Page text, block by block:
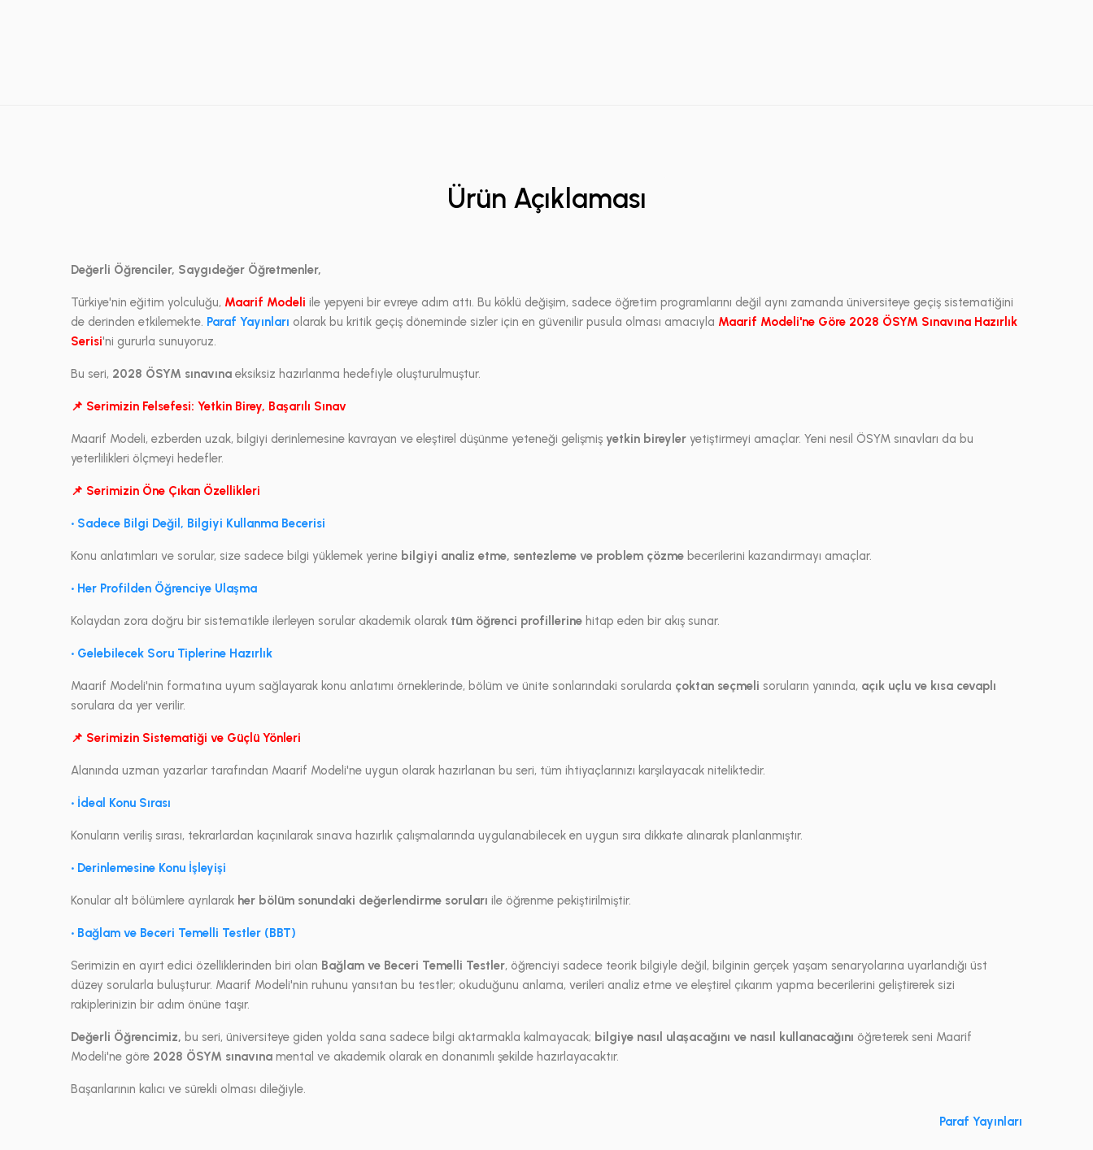
Ürün Açıklaması
Değerli Öğrenciler, Saygıdeğer Öğretmenler,
Türkiye'nin eğitim yolculuğu, Maarif Modeli ile yepyeni bir evreye adım attı. Bu köklü değişim, sadece öğretim programlarını değil aynı zamanda üniversiteye geçiş sistematiğini
de derinden etkilemekte. Paraf Yayınları olarak bu kritik geçiş döneminde sizler için en güvenilir pusula olması amacıyla Maarif Modeli'ne Göre 2028 ÖSYM Sınavına Hazırlık
Serisi'ni gururla sunuyoruz.
Bu seri, 2028 ÖSYM sınavına eksiksiz hazırlanma hedefiyle oluşturulmuştur.
📌 Serimizin Felsefesi: Yetkin Birey, Başarılı Sınav
Maarif Modeli, ezberden uzak, bilgiyi derinlemesine kavrayan ve eleştirel düşünme yeteneği gelişmiş yetkin bireyler yetiştirmeyi amaçlar. Yeni nesil ÖSYM sınavları da bu
yeterlilikleri ölçmeyi hedefler.
📌 Serimizin Öne Çıkan Özellikleri
• Sadece Bilgi Değil, Bilgiyi Kullanma Becerisi
Konu anlatımları ve sorular, size sadece bilgi yüklemek yerine bilgiyi analiz etme, sentezleme ve problem çözme becerilerini kazandırmayı amaçlar.
• Her Profilden Öğrenciye Ulaşma
Kolaydan zora doğru bir sistematikle ilerleyen sorular akademik olarak tüm öğrenci profillerine hitap eden bir akış sunar.
• Gelebilecek Soru Tiplerine Hazırlık
Maarif Modeli'nin formatına uyum sağlayarak konu anlatımı örneklerinde, bölüm ve ünite sonlarındaki sorularda çoktan seçmeli soruların yanında, açık uçlu ve kısa cevaplı
sorulara da yer verilir.
📌 Serimizin Sistematiği ve Güçlü Yönleri
Alanında uzman yazarlar tarafından Maarif Modeli'ne uygun olarak hazırlanan bu seri, tüm ihtiyaçlarınızı karşılayacak niteliktedir.
• İdeal Konu Sırası
Konuların veriliş sırası, tekrarlardan kaçınılarak sınava hazırlık çalışmalarında uygulanabilecek en uygun sıra dikkate alınarak planlanmıştır.
• Derinlemesine Konu İşleyişi
Konular alt bölümlere ayrılarak her bölüm sonundaki değerlendirme soruları ile öğrenme pekiştirilmiştir.
• Bağlam ve Beceri Temelli Testler (BBT)
Serimizin en ayırt edici özelliklerinden biri olan Bağlam ve Beceri Temelli Testler, öğrenciyi sadece teorik bilgiyle değil, bilginin gerçek yaşam senaryolarına uyarlandığı üst
düzey sorularla buluşturur. Maarif Modeli'nin ruhunu yansıtan bu testler; okuduğunu anlama, verileri analiz etme ve eleştirel çıkarım yapma becerilerini geliştirerek sizi
rakiplerinizin bir adım önüne taşır.
Değerli Öğrencimiz, bu seri, üniversiteye giden yolda sana sadece bilgi aktarmakla kalmayacak; bilgiye nasıl ulaşacağını ve nasıl kullanacağını öğreterek seni Maarif
Modeli'ne göre 2028 ÖSYM sınavına mental ve akademik olarak en donanımlı şekilde hazırlayacaktır.
Başarılarının kalıcı ve sürekli olması dileğiyle.
Paraf Yayınları